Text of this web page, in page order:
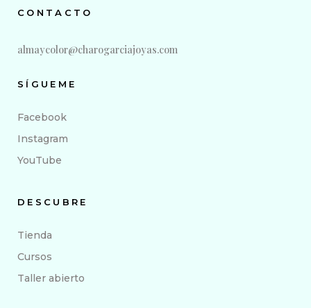
CONTACTO
almaycolor@charogarciajoyas.com
SÍGUEME
Facebook
Instagram
YouTube
DESCUBRE
Tienda
Cursos
Taller abierto